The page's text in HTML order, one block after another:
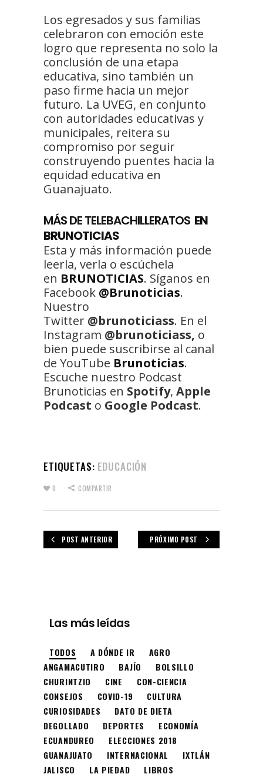
Los egresados y sus familias
celebraron con emoción este
logro que representa no solo la
conclusión de una etapa
educativa, sino también un
paso firme hacia un mejor
futuro. La UVEG, en conjunto
con autoridades educativas y
municipales, reitera su
compromiso por seguir
construyendo puentes hacia la
equidad educativa en
Guanajuato.
MÁS DE TELEBACHILLERATOS EN
BRUNOTICIAS
Esta y más información puede
leerla, verla o escúchela
en BRUNOTICIAS. Síganos en
Facebook @Brunoticias.
Nuestro
Twitter @brunoticiass. En el
Instagram @brunoticiass, o
bien puede suscribirse al canal
de YouTube Brunoticias.
Escuche nuestro Podcast
Brunoticias en Spotify, Apple
Podcast o Google Podcast.
ETIQUETAS: EDUCACIÓN
0 COMPARTIR
POST ANTERIOR PRÓXIMO POST
Las más leídas
TODOS A DÓNDE IR
AGRO
ANGAMACUTIRO
BAJÍO
BOLSILLO
CHURINTZIO
CINE
CON-CIENCIA
CONSEJOS
COVID-19
CULTURA
CURIOSIDADES
DATO DE DIETA
DEGOLLADO
DEPORTES
ECONOMÍA
ECUANDUREO
ELECCIONES 2018
GUANAJUATO
INTERNACIONAL
IXTLÁN
JALISCO
LA PIEDAD LIBROS